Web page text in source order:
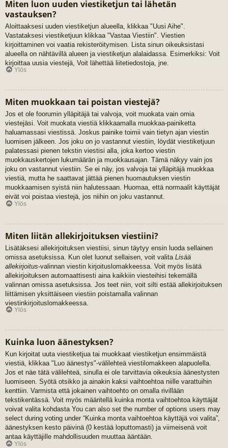
Miten luon uuden viestiketjun tai lähetän
vastauksen?
Aloittaaksesi uuden viestiketjun alueella, klikkaa "Uusi Aihe".
Vastataksesi viestiketjuun klikkaa "Vastaa Viestiin". Viestien
kirjoittaminen voi vaatia rekisteröitymisen. Lista sinun oikeuksistasi
alueella on nähtävillä alueen ja viestiketjun alalaidassa. Esimerkiksi: Voit
kirjoittaa uusia viestejä, Voit lähettää liitetiedostoja, jne.
Ylös
Miten muokkaan tai poistan viestejä?
Jos et ole foorumin ylläpitäjä tai valvoja, voit muokata vain omia
viestejäsi. Voit muokata viestiä klikkaamalla muokkaa-painiketta
haluamassasi viestissä. Joskus painike toimii vain tietyn ajan viestin
luomisen jälkeen. Jos joku on jo vastannut viestiin, löydät viestiketjuun
palatessasi pienen tekstin viestisi alla, joka kertoo viestin
muokkauskertojen lukumäärän ja muokkausajan. Tämä näkyy vain jos
joku on vastannut viestiin. Se ei näy, jos valvoja tai ylläpitäjä muokkaa
viestiä, mutta he saattavat jättää pienen huomautuksen viestin
muokkaamisen syistä niin halutessaan. Huomaa, että normaalit käyttäjät
eivät voi poistaa viestejä, jos niihin on joku vastannut.
Ylös
Miten liitän allekirjoituksen viestiini?
Lisätäksesi allekirjoituksen viestiisi, sinun täytyy ensin luoda sellainen
omissa asetuksissa. Kun olet luonut sellaisen, voit valita Lisää
allekirjoitus-valinnan viestin kirjoituslomakkeessa. Voit myös lisätä
allekirjoituksen automaattisesti aina kaikkiin viesteihisi tekemällä
valinnan omissa asetuksissa. Jos teet niin, voit silti estää allekirjoituksen
liittämisen yksittäiseen viestiin poistamalla valinnan
viestinkirjoituslomakkeessa.
Ylös
Kuinka luon äänestyksen?
Kun kirjoitat uuta viestiketjua tai muokkaat viestiketjun ensimmäistä
viestiä, klikkaa "Luo äänestys"-välilehteä viestilomakkeen alapuolella.
Jos et näe tätä välilehteä, sinulla ei ole tarvittavia oikeuksia äänestysten
luomiseen. Syötä otsikko ja ainakin kaksi vaihtoehtoa niille varattuihin
kenttiin. Varmista että jokainen vaihtoehto on omalla rivillään
tekstikentässä. Voit myös määritellä kuinka monta vaihtoehtoa käyttäjät
voivat valita kohdasta You can also set the number of options users may
select during voting under “Kuinka monta vaihtoehtoa käyttäjä voi valita”,
äänestyksen kesto päivinä (0 kestää loputtomasti) ja viimeisenä voit
antaa käyttäjille mahdollisuuden muuttaa ääntään.
Ylös